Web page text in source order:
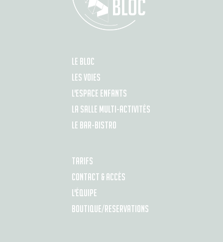
LE BLOC
LES VOIES
L'ESPACE ENFANTS
LA SALLE MULTI-ACTIVITÉS
LE BAR-BISTRO
TARIFS
CONTACT & ACCÈS
L'ÉQUIPE
BOUTIQUE/RESERVATIONS